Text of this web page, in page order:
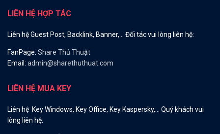
LIÊN HỆ HỢP TÁC
Liên hệ Guest Post, Backlink, Banner,… Đối tác vui lòng liên hệ:
FanPage: Share Thủ Thuật
Email: admin@sharethuthuat.com
LIÊN HỆ MUA KEY
Liên hệ Key Windows, Key Office, Key Kaspersky,… Quý khách vui
lòng liên hệ: